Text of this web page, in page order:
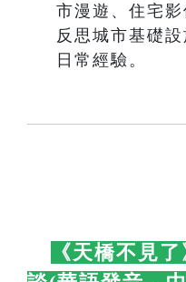
市漫遊、住宅影
反思城市基礎
日常經驗。
《天橋不見